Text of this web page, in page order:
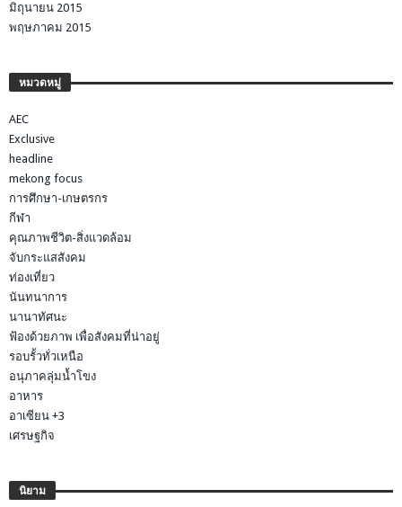
มิถุนายน 2015
พฤษภาคม 2015
หมวดหมู่
AEC
Exclusive
headline
mekong focus
การศึกษา-เกษตรกร
กีฬา
คุณภาพชีวิต-สิ่งแวดล้อม
จับกระแสสังคม
ท่องเที่ยว
นันทนาการ
นานาทัศนะ
ฟ้องด้วยภาพ เพื่อสังคมที่น่าอยู่
รอบรั้วทั่วเหนือ
อนุภาคลุ่มน้ำโขง
อาหาร
อาเซียน +3
เศรษฐกิจ
นิยาม